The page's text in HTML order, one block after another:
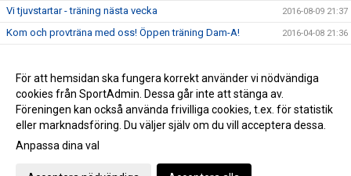
Vi tjuvstartar - träning nästa vecka 2016-08-09 21:37
Kom och provträna med oss! Öppen träning Dam-A! 2016-04-08 21:36
Vill du vara med? Nu har vi nya tränare i Lomma FBC Dam-A 2016-03-23 21:33
A-lags Spelare sökes! 2016-03-03 21:29
Gå till Webbversion
För att hemsidan ska fungera korrekt använder vi nödvändiga
cookies från SportAdmin. Dessa går inte att stänga av.
Föreningen kan också använda frivilliga cookies, t.ex. för statistik
eller marknadsföring. Du väljer själv om du vill acceptera dessa.
Anpassa dina val